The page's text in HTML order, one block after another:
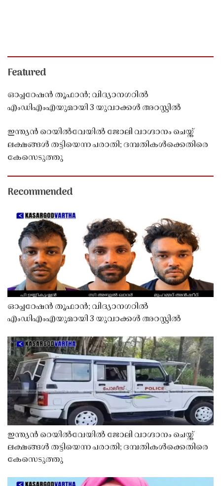
Featured
ഓപ്പറേഷൻ തൂഫാൻ; വിദ്യാനഗറിൽ
എംഡിഎംഎയുമായി 3 യുവാക്കൾ അറസ്റ്റിൽ
ഇന്ത്യൻ റെയിൽവേയിൽ ജോലി വാഗ്ദാനം ചെയ്ത്
ലക്ഷങ്ങൾ തട്ടിയെന്ന പരാതി; ദമ്പതികൾക്കെതിരെ
കേസെടുത്തു
Recommended
ഓപ്പറേഷൻ തൂഫാൻ; വിദ്യാനഗറിൽ
എംഡിഎംഎയുമായി 3 യുവാക്കൾ അറസ്റ്റിൽ
ഇന്ത്യൻ റെയിൽവേയിൽ ജോലി വാഗ്ദാനം ചെയ്ത്
ലക്ഷങ്ങൾ തട്ടിയെന്ന പരാതി; ദമ്പതികൾക്കെതിരെ
കേസെടുത്തു